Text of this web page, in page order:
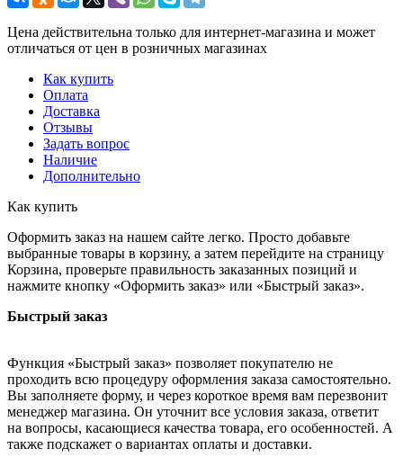
Цена действительна только для интернет-магазина и может
отличаться от цен в розничных магазинах
Как купить
Оплата
Доставка
Отзывы
Задать вопрос
Наличие
Дополнительно
Как купить
Оформить заказ на нашем сайте легко. Просто добавьте
выбранные товары в корзину, а затем перейдите на страницу
Корзина, проверьте правильность заказанных позиций и
нажмите кнопку «Оформить заказ» или «Быстрый заказ».
Быстрый заказ
Функция «Быстрый заказ» позволяет покупателю не
проходить всю процедуру оформления заказа самостоятельно.
Вы заполняете форму, и через короткое время вам перезвонит
менеджер магазина. Он уточнит все условия заказа, ответит
на вопросы, касающиеся качества товара, его особенностей. А
также подскажет о вариантах оплаты и доставки.